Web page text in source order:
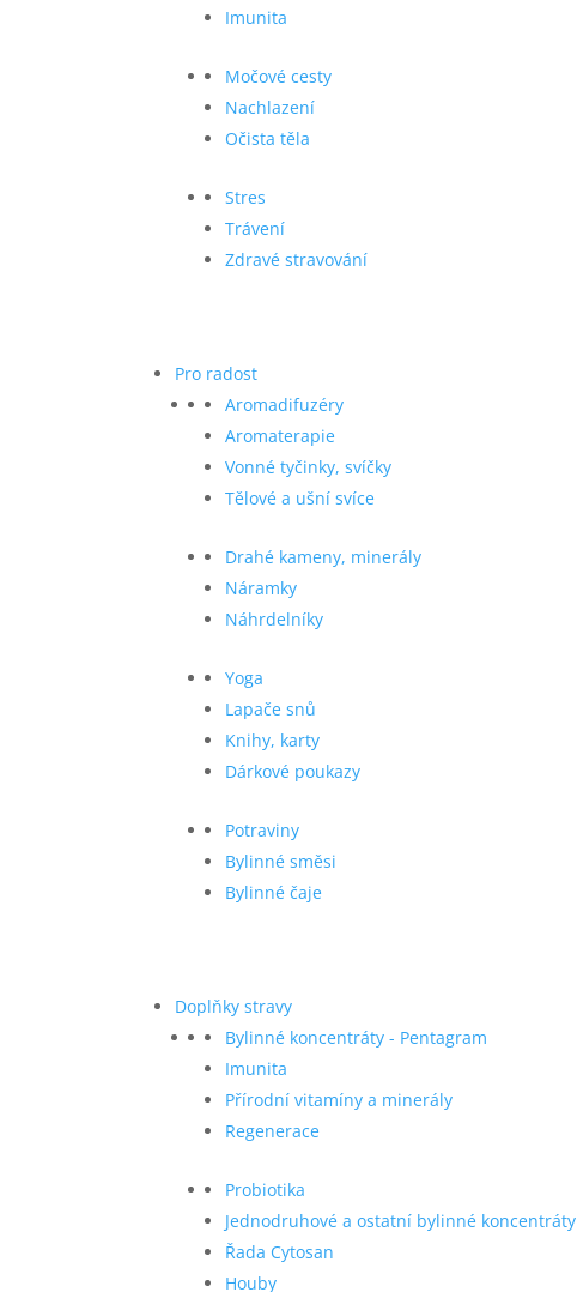
Imunita
Močové cesty
Nachlazení
Očista těla
Stres
Trávení
Zdravé stravování
Pro radost
Aromadifuzéry
Aromaterapie
Vonné tyčinky, svíčky
Tělové a ušní svíce
Drahé kameny, minerály
Náramky
Náhrdelníky
Yoga
Lapače snů
Knihy, karty
Dárkové poukazy
Potraviny
Bylinné směsi
Bylinné čaje
Doplňky stravy
Bylinné koncentráty - Pentagram
Imunita
Přírodní vitamíny a minerály
Regenerace
Probiotika
Jednodruhové a ostatní bylinné koncentráty
Řada Cytosan
Houby